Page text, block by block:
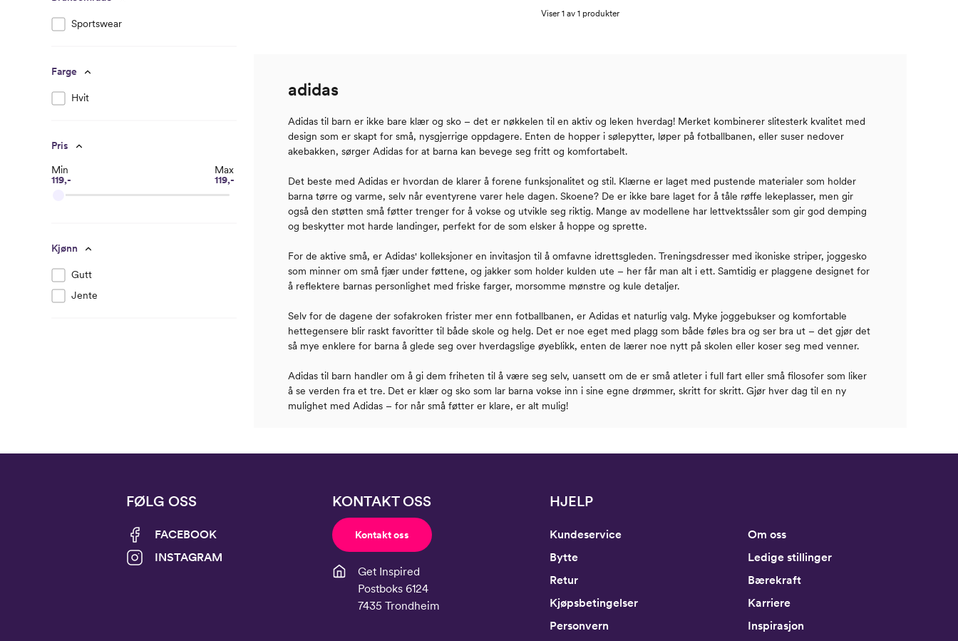
Sportswear
Farge
Hvit
Pris
Min
119,-
Max
119,-
Kjønn
Gutt
Jente
Viser 1 av 1 produkter
adidas
Adidas til barn er ikke bare klær og sko – det er nøkkelen til en aktiv og leken hverdag! Merket kombinerer slitesterk kvalitet med
design som er skapt for små, nysgjerrige oppdagere. Enten de hopper i sølepytter, løper på fotballbanen, eller suser nedover
akebakken, sørger Adidas for at barna kan bevege seg fritt og komfortabelt.
Det beste med Adidas er hvordan de klarer å forene funksjonalitet og stil. Klærne er laget med pustende materialer som holder
barna tørre og varme, selv når eventyrene varer hele dagen. Skoene? De er ikke bare laget for å tåle røffe lekeplasser, men gir
også den støtten små føtter trenger for å vokse og utvikle seg riktig. Mange av modellene har lettvektssåler som gir god demping
og beskytter mot harde landinger, perfekt for de som elsker å hoppe og sprette.
For de aktive små, er Adidas' kolleksjoner en invitasjon til å omfavne idrettsgleden. Treningsdresser med ikoniske striper, joggesko
som minner om små fjær under føttene, og jakker som holder kulden ute – her får man alt i ett. Samtidig er plaggene designet for
å reflektere barnas personlighet med friske farger, morsomme mønstre og kule detaljer.
Selv for de dagene der sofakroken frister mer enn fotballbanen, er Adidas et naturlig valg. Myke joggebukser og komfortable
hettegensere blir raskt favoritter til både skole og helg. Det er noe eget med plagg som både føles bra og ser bra ut – det gjør det
så mye enklere for barna å glede seg over hverdagslige øyeblikk, enten de lærer noe nytt på skolen eller koser seg med venner.
Adidas til barn handler om å gi dem friheten til å være seg selv, uansett om de er små atleter i full fart eller små filosofer som liker
å se verden fra et tre. Det er klær og sko som lar barna vokse inn i sine egne drømmer, skritt for skritt. Gjør hver dag til en ny
mulighet med Adidas – for når små føtter er klare, er alt mulig!
FØLG OSS
FACEBOOK
INSTAGRAM
KONTAKT OSS
Kontakt oss
Get Inspired
Postboks 6124
7435 Trondheim
HJELP
Kundeservice
Bytte
Retur
Kjøpsbetingelser
Personvern
Om oss
Ledige stillinger
Bærekraft
Karriere
Inspirasjon